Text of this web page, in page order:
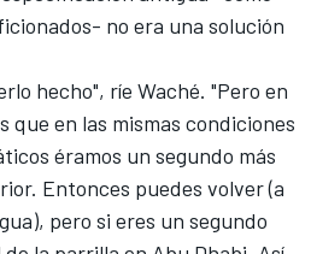
no era una solución
hecho", ríe Waché. "Pero en
que en las mismas condiciones
éramos un segundo más
Entonces puedes volver (a
pero si eres un segundo